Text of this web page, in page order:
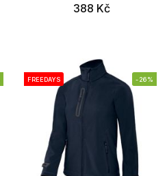
388 Kč
FREEDAYS -26%